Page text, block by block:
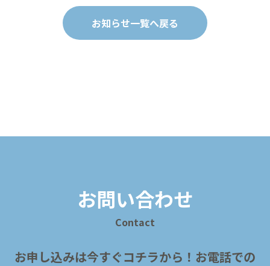
お知らせ一覧へ戻る
お問い合わせ
Contact
お申し込みは今すぐコチラから！ お電話での